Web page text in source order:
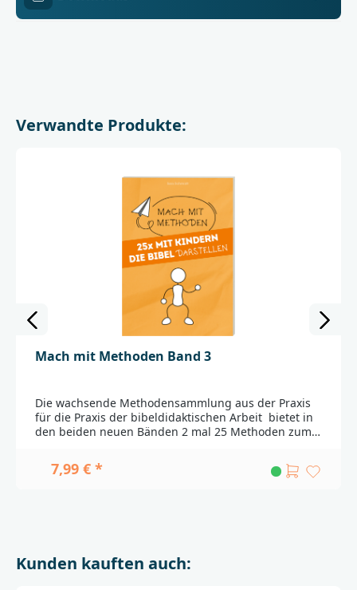
Verwandte Produkte:
Mach mit Methoden Band 3
Die wachsende Methodensammlung aus der Praxis
für die Praxis der bibeldidaktischen Arbeit bietet in
den beiden neuen Bänden 2 mal 25 Methoden zum
der biblischen Geschichten. Die kreativen Ideen
lassen sich sofort einsetzen und erleichtern die
Kinder zwischen sechs und zwölf Jahren biblische
7,99 € *
Kunden kauften auch: